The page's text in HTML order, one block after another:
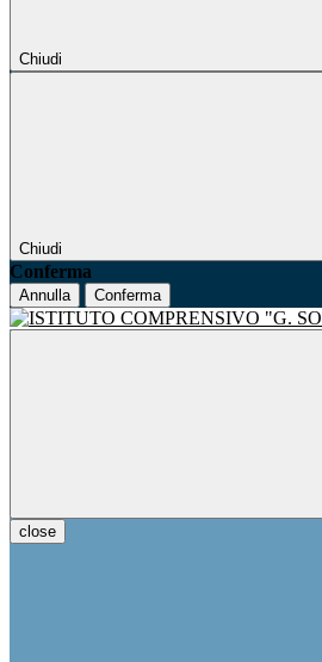
Chiudi
Chiudi
Conferma
Annulla Conferma
close